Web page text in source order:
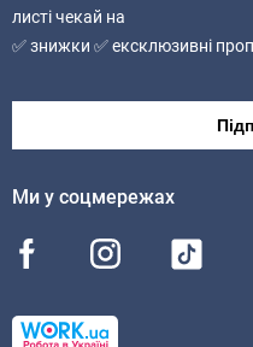
листі чекай на
✅ знижки ✅ ексклюзивні
Ми у соцмережах